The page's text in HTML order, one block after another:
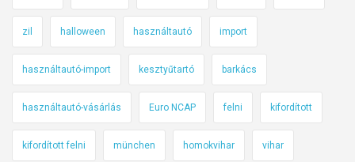
zil halloween használtautó import
használtautó-import kesztyűtartó barkács
használtautó-vásárlás Euro NCAP felni kifordított
kifordított felni münchen homokvihar vihar